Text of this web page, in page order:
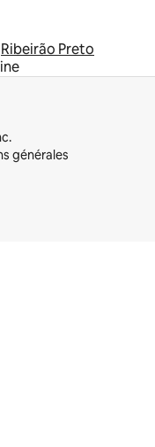
Ribeirão Preto
générales